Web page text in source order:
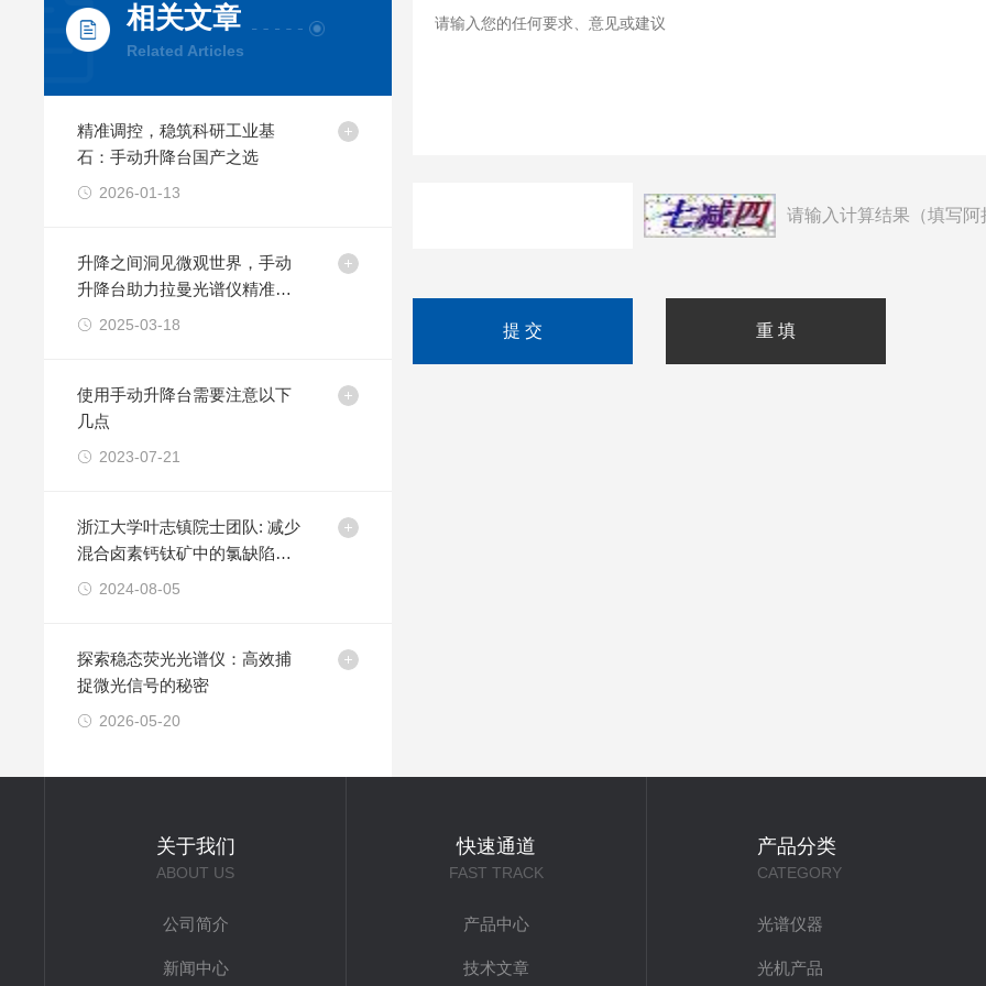
相关文章
Related Articles
精准调控，稳筑科研工业基
石：手动升降台国产之选
2026-01-13
升降之间洞见微观世界，手动
升降台助力拉曼光谱仪精准测
量
2025-03-18
使用手动升降台需要注意以下
几点
2023-07-21
浙江大学叶志镇院士团队: 减少
混合卤素钙钛矿中的氯缺陷实
现高效蓝光发光二极管
2024-08-05
探索稳态荧光光谱仪：高效捕
捉微光信号的秘密
2026-05-20
请输入计算结果（填写
关于我们
ABOUT US
公司简介
新闻中心
快速通道
FAST TRACK
产品中心
技术文章
产品分类
CATEGORY
光谱仪器
光机产品